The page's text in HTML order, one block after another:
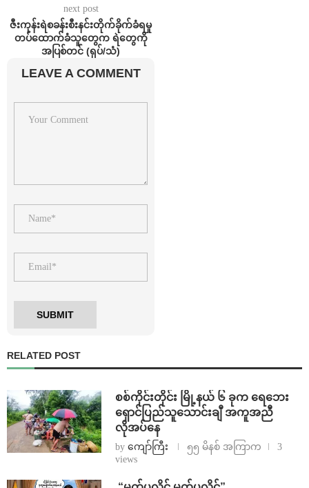
next post
ဇီးကုန်းရဲစခန်းစီးနင်းတိုက်ခိုက်ခံရမှု
တပ်ထောက်ခံသူတွေက ရဲတွေကို
အပြစ်တင် (ရုပ်/သံ)
LEAVE A COMMENT
RELATED POST
စစ်ကိုင်းတိုင်း မြို့နယ် ၆ ခုက ရေဘေး
ရှောင်ပြည်သူသောင်းချီ အကူအညီ
လိုအပ်နေ
by ကျော်ကြီး ၅၅ မိနစ် အကြာက
3
views